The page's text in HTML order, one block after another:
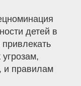
детей в
и правилам